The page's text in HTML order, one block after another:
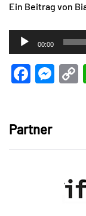
Ein Beitrag von
Audio-
Player
00:00
Partner